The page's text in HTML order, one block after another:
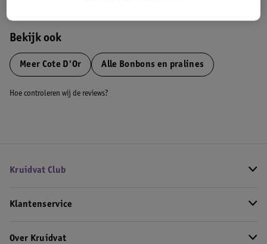
Bekijk ook
Meer Cote D'Or Alle Bonbons en pralines
Hoe controleren wij de reviews?
Kruidvat Club
Klantenservice
Over Kruidvat